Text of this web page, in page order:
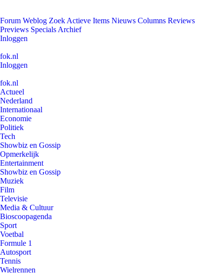
Forum Weblog Zoek Actieve Items Nieuws Columns Reviews
Previews Specials Archief
Inloggen
fok.nl
Inloggen
fok.nl
Actueel
Nederland
Internationaal
Economie
Politiek
Tech
Showbiz en Gossip
Opmerkelijk
Entertainment
Showbiz en Gossip
Muziek
Film
Televisie
Media & Cultuur
Bioscoopagenda
Sport
Voetbal
Formule 1
Autosport
Tennis
Wielrennen